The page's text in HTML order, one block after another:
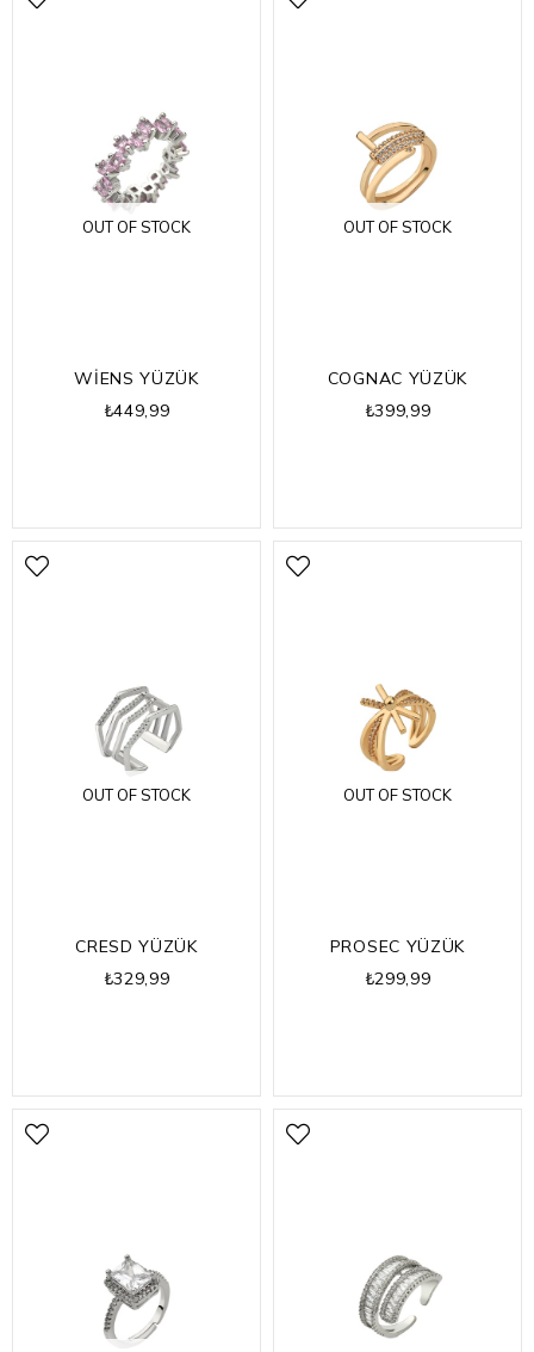
OUT OF STOCK
WİENS YÜZÜK
₺449,99
OUT OF STOCK
COGNAC YÜZÜK
₺399,99
OUT OF STOCK
CRESD YÜZÜK
₺329,99
OUT OF STOCK
PROSEC YÜZÜK
₺299,99